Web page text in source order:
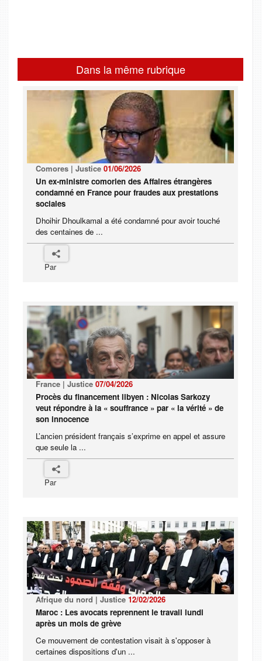
Dans la même rubrique
Comores | Justice 01/06/2026
Un ex-ministre comorien des Affaires étrangères
condamné en France pour fraudes aux prestations
sociales
Dhoihir Dhoulkamal a été condamné pour avoir touché
des centaines de ...
Par
France | Justice 07/04/2026
Procès du financement libyen : Nicolas Sarkozy
veut répondre à la « souffrance » par « la vérité » de
son innocence
L’ancien président français s’exprime en appel et assure
que seule la ...
Par
Afrique du nord | Justice 12/02/2026
Maroc : Les avocats reprennent le travail lundi
après un mois de grève
Ce mouvement de contestation visait à s'opposer à
certaines dispositions d'un ...